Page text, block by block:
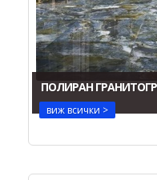
ПОЛИРАН
виж всички >